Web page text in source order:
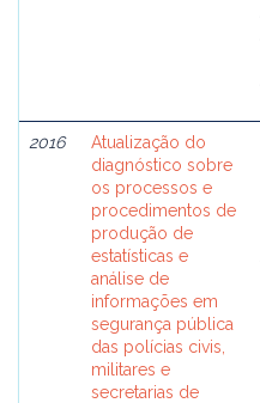
2016
Atualização do
diagnóstico sobre
os processos e
procedimentos de
produção de
estatísticas e
análise de
informações em
segurança pública
das polícias civis,
militares e
secretarias de